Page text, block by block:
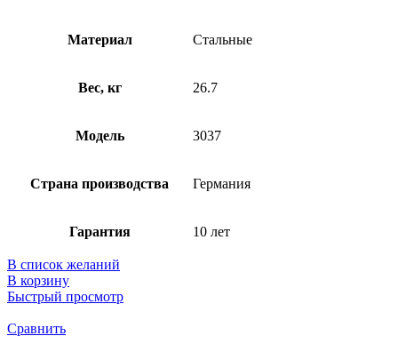
Материал Стальные
Вес, кг 26.7
Модель 3037
Страна производства Германия
Гарантия 10 лет
В список желаний
В корзину
Быстрый просмотр
Сравнить